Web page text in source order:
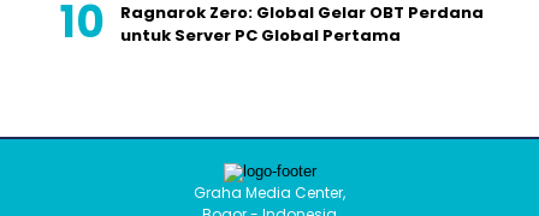
Ragnarok Zero: Global Gelar OBT Perdana
untuk Server PC Global Pertama
Graha Media Center,